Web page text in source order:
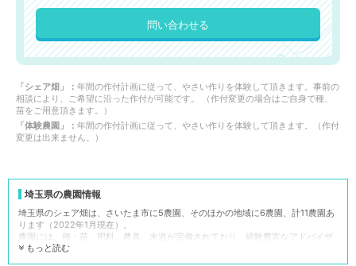
問い合わせる
「シェア畑」：年間の作付計画に従って、やさい作りを体験して頂きます。事前の
相談により、ご希望に沿った作付が可能です。 （作付変更の場合はご自身で種、
苗をご用意頂きます。）
「体験農園」：年間の作付計画に従って、やさい作りを体験して頂きます。（作付
変更は出来ません。）
埼玉県の農園情報
埼玉県のシェア畑は、さいたま市に5農園、そのほかの地域に6農園、計11農園あ
ります（2022年1月現在）。
農園には、種・苗、肥料、農具、水道が完備されており、経験豊富なアドバイザ
ーも勤務しているので、初心者の方でも手軽に野菜作りをスタートさせることが
もっと読む